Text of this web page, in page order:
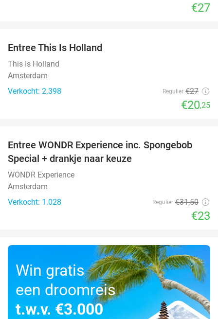
€27
Entree This Is Holland
This Is Holland
Amsterdam
Verkocht: 2.398
Regulier €27
€20,25
27%
Entree WONDR Experience inc. Spongebob
Special + drankje naar keuze
WONDR Experience
Amsterdam
Verkocht: 1.028
Regulier €31,50
€23
Win gratis
een droomreis
t.w.v. €3.000